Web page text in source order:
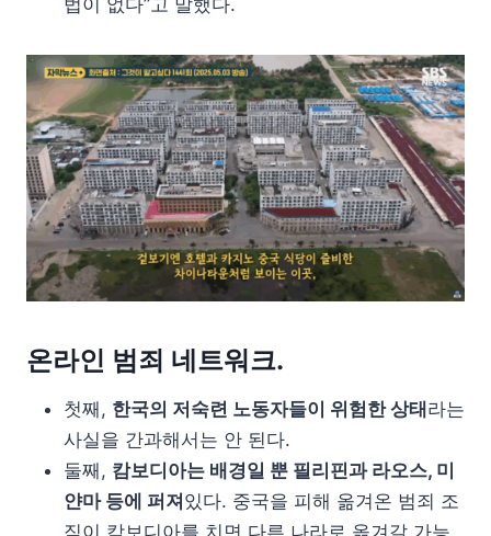
온라인 범죄 네트워크.
첫째, 한국의 저숙련 노동자들이 위험한 상태라는
사실을 간과해서는 안 된다.
둘째, 캄보디아는 배경일 뿐 필리핀과 라오스, 미
얀마 등에 퍼져있다. 중국을 피해 옮겨온 범죄 조
직이 캄보디아를 치면 다른 나라로 옮겨갈 가능